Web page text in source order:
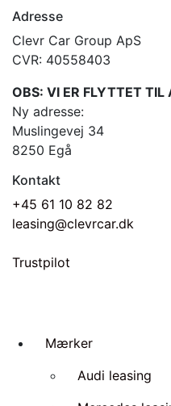
Adresse
Clevr Car Group ApS
CVR: 40558403
OBS: VI ER FLYTTET TIL
Ny adresse:
Muslingevej 34
8250 Egå
Kontakt
+45 61 10 82 82
leasing@clevrcar.dk
Trustpilot
Mærker
Audi leasing